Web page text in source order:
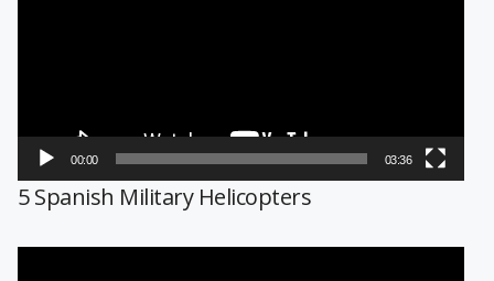
00:00 03:36
5 Spanish Military Helicopters